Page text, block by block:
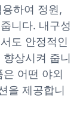
하여 정원,
니다. 내구성
도 안정적인
상시켜 줍니
어떤 야외
을 제공합니